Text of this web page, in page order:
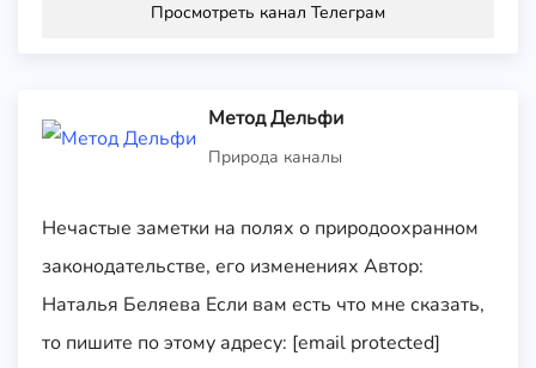
Просмотреть канал Телеграм
Метод Дельфи
Природа каналы
Нечастые заметки на полях о природоохранном
законодательстве, его изменениях Автор:
Наталья Беляева Если вам есть что мне сказать,
то пишите по этому адресу: [email protected]